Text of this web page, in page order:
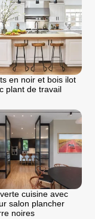
en noir et bois ilot
plant de travail
cuisine avec
salon plancher
noires